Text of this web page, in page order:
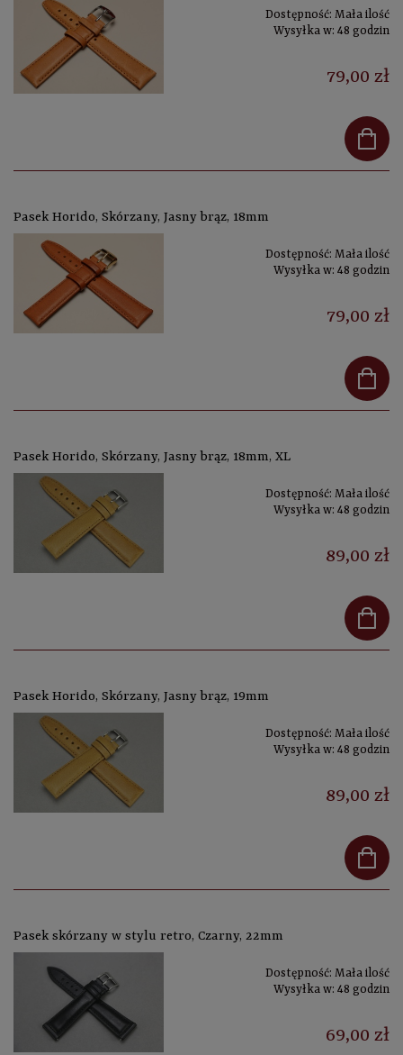
Dostępność: Mała ilość
Wysyłka w: 48 godzin
79,00 zł
Pasek Horido, Skórzany, Jasny brąz, 18mm
Dostępność: Mała ilość
Wysyłka w: 48 godzin
79,00 zł
Pasek Horido, Skórzany, Jasny brąz, 18mm, XL
Dostępność: Mała ilość
Wysyłka w: 48 godzin
89,00 zł
Pasek Horido, Skórzany, Jasny brąz, 19mm
Dostępność: Mała ilość
Wysyłka w: 48 godzin
89,00 zł
Pasek skórzany w stylu retro, Czarny, 22mm
Dostępność: Mała ilość
Wysyłka w: 48 godzin
69,00 zł